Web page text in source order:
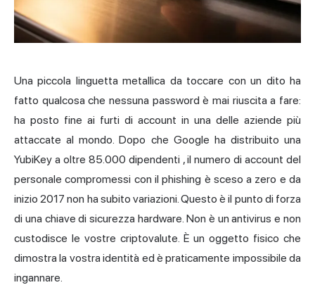
Una piccola linguetta metallica da toccare con un dito ha
fatto qualcosa che nessuna password è mai riuscita a fare:
ha posto fine ai furti di account in una delle aziende più
attaccate al mondo. Dopo che Google ha distribuito una
YubiKey a oltre 85.000 dipendenti, il numero di account del
personale compromessi con il phishing è sceso a zero e da
inizio 2017 non ha subito variazioni. Questo è il punto di forza
di una chiave di sicurezza hardware. Non è un antivirus e non
custodisce le vostre criptovalute. È un oggetto fisico che
dimostra la vostra identità ed è praticamente impossibile da
ingannare.